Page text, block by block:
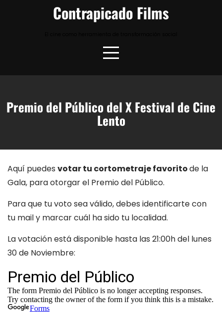
Contrapicado Films
Premio del Público del X Festival de Cine
Lento
Aquí puedes votar tu cortometraje favoritode la
Gala, para otorgar el Premio del Público.
Para que tu voto sea válido, debes identificarte con
tu mail y marcar cuál ha sido tu localidad.
La votación está disponible hasta las 21:00h del lunes
30 de Noviembre: